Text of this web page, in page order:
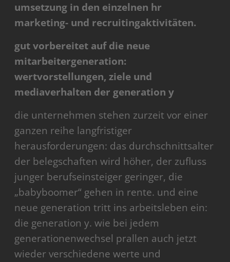
umsetzung in den einzelnen hr
marketing- und recruitingaktivitäten.
gut vorbereitet auf die neue
mitarbeitergeneration:
wertvorstellungen, ziele und
mediaverhalten der generation y
die unternehmen stehen zurzeit vor einer
ganzen reihe langfristiger
herausforderungen: das durchschnittsalter
der belegschaften wird höher, der zufluss
junger berufseinsteiger geringer, die
„babyboomer“ gehen in rente. und eine
neue generation tritt ins arbeitsleben ein:
die generation y. wie bei jedem
generationenwechsel prallen auch jetzt
wieder verschiedene werte und